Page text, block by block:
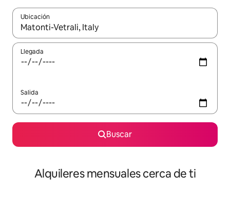
Ubicación
Cuando los resultados estén disponibles, navega con las
Llegada
Salida
Buscar
Alquileres mensuales cerca de ti